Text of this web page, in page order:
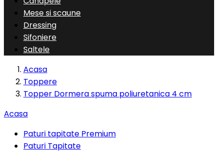
Mese si scaune
Dressing
Sifoniere
Saltele
Acasa
Toppere
Topper Dormera spuma poliuretanica 4 cm
Acasa
Paturi tapitate Premium
Paturi Tapitate